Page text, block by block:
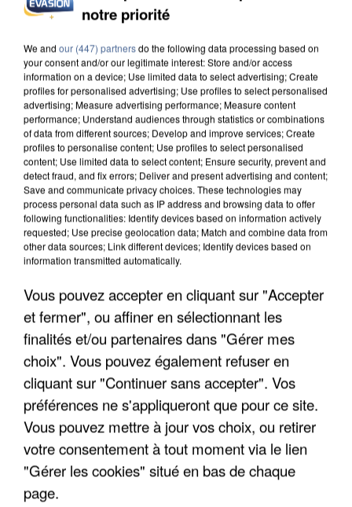
UN SECOND CADRE DE LA DZ MAFIA
UNE TOURISTE DE L’OISE EMPORTÉE PAR UNE
COULÉE DE BOUE EN HAUTE-SAVOIE
notre priorité
We and our (447) partnersdo the following data processing based on
your consent and/or our legitimate interest: Store and/or access
information on a device; Use limited data to select advertising; Create
profiles for personalised advertising; Use profiles to select personalised
advertising; Measure advertising performance; Measure content
performance; Understand audiences through statistics or combinations
of data from different sources; Develop and improve services; Create
profiles to personalise content; Use profiles to select personalised
content; Use limited data to select content; Ensure security, prevent and
detect fraud, and fix errors; Deliver and present advertising and content;
Save and communicate privacy choices. These technologies may
process personal data such as IP address and browsing data to offer
following functionalities: Identify devices based on information actively
requested; Use precise geolocation data; Match and combine data from
other data sources; Link different devices; Identify devices based on
information transmitted automatically.
Vous pouvez accepter en cliquant sur "Accepter
et fermer", ou affiner en sélectionnant les
finalités et/ou partenaires dans "Gérer mes
choix". Vous pouvez également refuser en
cliquant sur "Continuer sans accepter". Vos
préférences ne s'appliqueront que pour ce site.
Vous pouvez mettre à jour vos choix, ou retirer
votre consentement à tout moment via le lien
"Gérer les cookies" situé en bas de chaque
page.